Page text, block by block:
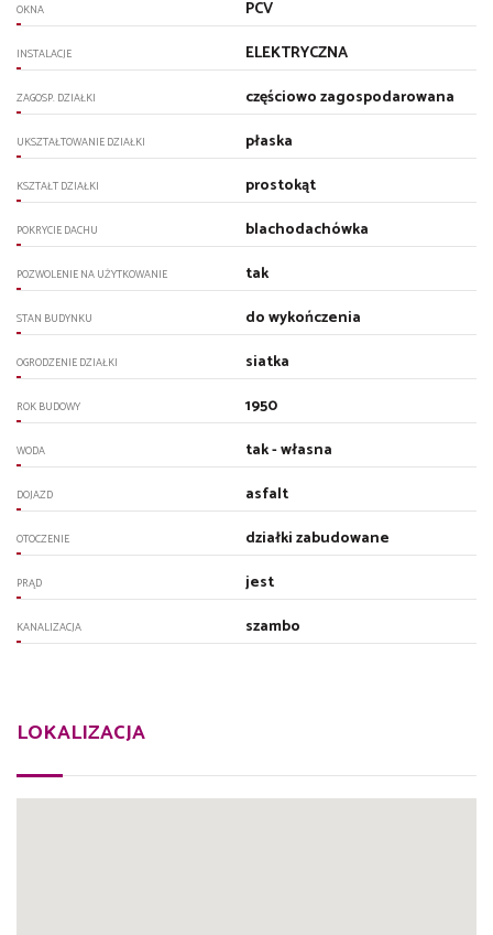
OKNA PCV
INSTALACJE ELEKTRYCZNA
ZAGOSP. DZIAŁKI częściowo zagospodarowana
UKSZTAŁTOWANIE DZIAŁKI płaska
KSZTAŁT DZIAŁKI prostokąt
POKRYCIE DACHU blachodachówka
POZWOLENIE NA UŻYTKOWANIE tak
STAN BUDYNKU do wykończenia
OGRODZENIE DZIAŁKI siatka
ROK BUDOWY 1950
WODA tak - własna
DOJAZD asfalt
OTOCZENIE działki zabudowane
PRĄD jest
KANALIZACJA szambo
LOKALIZACJA